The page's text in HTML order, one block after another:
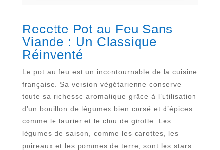
Recette Pot au Feu Sans
Viande : Un Classique
Réinventé
Le pot au feu est un incontournable de la cuisine
française. Sa version végétarienne conserve
toute sa richesse aromatique grâce à l’utilisation
d’un bouillon de légumes bien corsé et d’épices
comme le laurier et le clou de girofle. Les
légumes de saison, comme les carottes, les
poireaux et les pommes de terre, sont les stars